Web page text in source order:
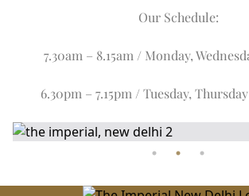
Our Schedule:
7.30am – 8.15am / Monday,
6.30pm – 7.15pm / Tuesday,